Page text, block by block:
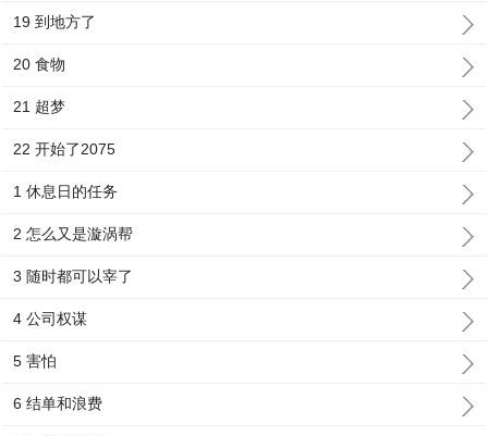
19 到地方了
20 食物
21 超梦
22 开始了2075
1 休息日的任务
2 怎么又是漩涡帮
3 随时都可以宰了
4 公司权谋
5 害怕
6 结单和浪费